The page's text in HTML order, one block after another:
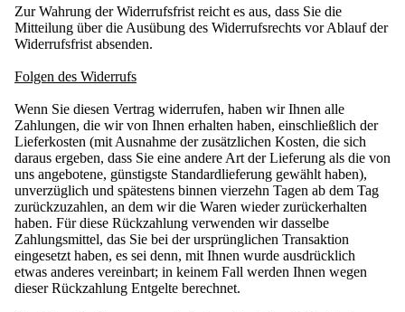
Zur Wahrung der Widerrufsfrist reicht es aus, dass Sie die
Mitteilung über die Ausübung des Widerrufsrechts vor Ablauf der
Widerrufsfrist absenden.
Folgen des Widerrufs
Wenn Sie diesen Vertrag widerrufen, haben wir Ihnen alle
Zahlungen, die wir von Ihnen erhalten haben, einschließlich der
Lieferkosten (mit Ausnahme der zusätzlichen Kosten, die sich
daraus ergeben, dass Sie eine andere Art der Lieferung als die von
uns angebotene, günstigste Standardlieferung gewählt haben),
unverzüglich und spätestens binnen vierzehn Tagen ab dem Tag
zurückzuzahlen, an dem wir die Waren wieder zurückerhalten
haben. Für diese Rückzahlung verwenden wir dasselbe
Zahlungsmittel, das Sie bei der ursprünglichen Transaktion
eingesetzt haben, es sei denn, mit Ihnen wurde ausdrücklich
etwas anderes vereinbart; in keinem Fall werden Ihnen wegen
dieser Rückzahlung Entgelte berechnet.